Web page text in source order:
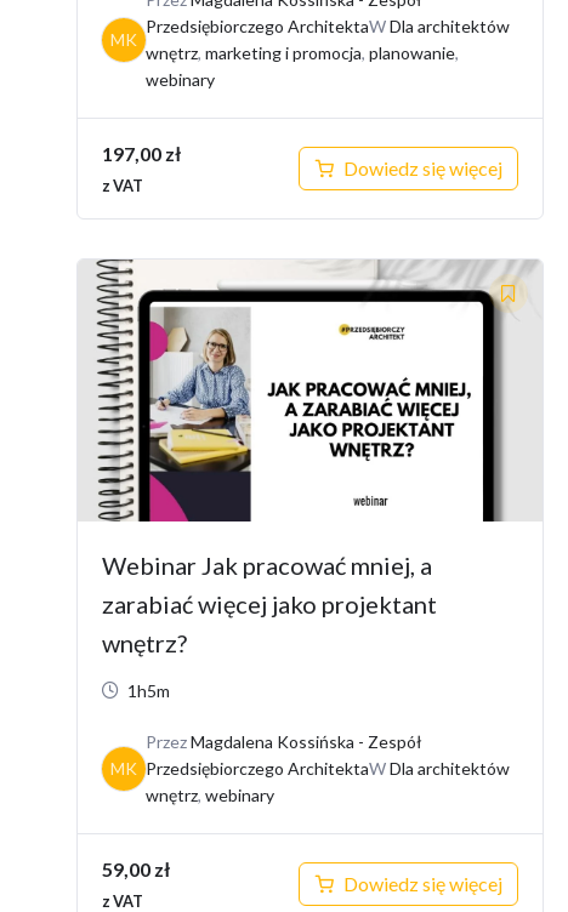
MK
Przedsiębiorczego ArchitektaWDla architektów
wnętrz, marketing i promocja, planowanie,
webinary
197,00 zł
z VAT
Dowiedz się więcej
Webinar Jak pracować mniej, a
zarabiać więcej jako projektant
wnętrz?
1h5m
MK
PrzezMagdalena Kossińska - Zespół
Przedsiębiorczego ArchitektaWDla architektów
wnętrz, webinary
59,00 zł
z VAT
Dowiedz się więcej